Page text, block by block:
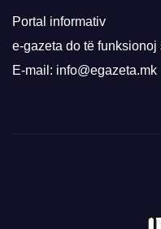
Portal informativ
e-gazeta do të
E-mail: info@egazeta.mk